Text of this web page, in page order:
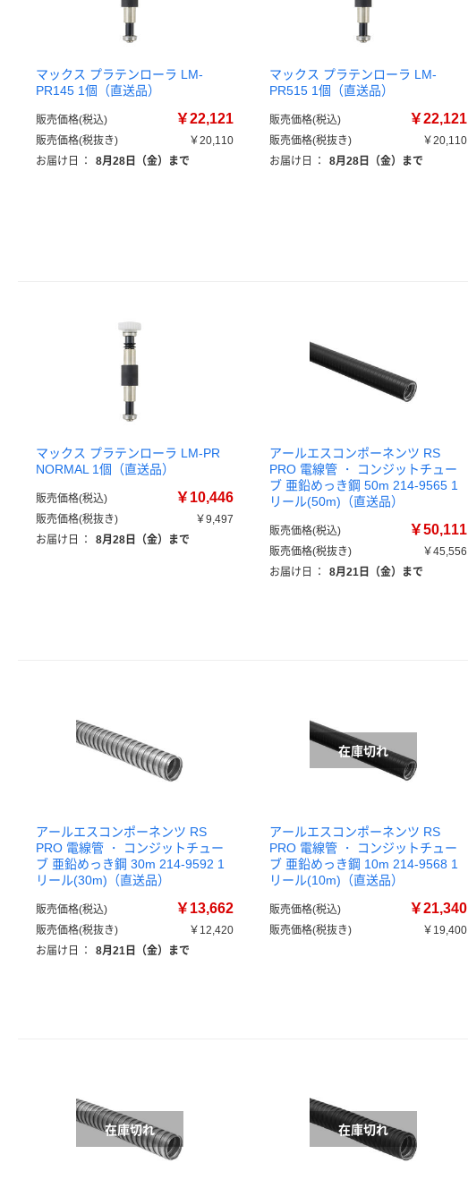
マックス プラテンローラ LM-
PR145 1個（直送品）
販売価格(税込) ￥22,121
販売価格(税抜き)
￥20,110
お届け日
： 8月28日（金）まで
マックス プラテンローラ LM-
PR515 1個（直送品）
販売価格(税込) ￥22,121
販売価格(税抜き)
￥20,110
お届け日
： 8月28日（金）まで
マックス プラテンローラ LM-PR
NORMAL 1個（直送品）
販売価格(税込) ￥10,446
販売価格(税抜き)
￥9,497
お届け日
： 8月28日（金）まで
アールエスコンポーネンツ RS
PRO 電線管 ・ コンジットチュー
ブ 亜鉛めっき鋼 50m 214-9565 1
リール(50m)（直送品）
販売価格(税込) ￥50,111
販売価格(税抜き)
￥45,556
お届け日
： 8月21日（金）まで
アールエスコンポーネンツ RS
PRO 電線管 ・ コンジットチュー
ブ 亜鉛めっき鋼 30m 214-9592 1
リール(30m)（直送品）
販売価格(税込) ￥13,662
販売価格(税抜き)
￥12,420
お届け日
： 8月21日（金）まで
アールエスコンポーネンツ RS
PRO 電線管 ・ コンジットチュー
ブ 亜鉛めっき鋼 10m 214-9568 1
リール(10m)（直送品）
販売価格(税込) ￥21,340
販売価格(税抜き) ￥19,400